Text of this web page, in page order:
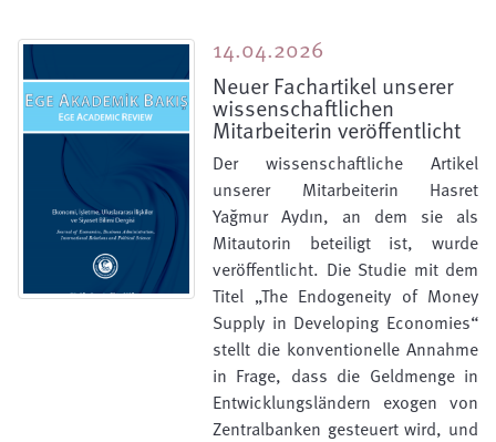
14.04.2026
Neuer Fachartikel unserer
wissenschaftlichen
Mitarbeiterin veröffentlicht
Der wissenschaftliche Artikel
unserer Mitarbeiterin Hasret
Yağmur Aydın, an dem sie als
Mitautorin beteiligt ist, wurde
veröffentlicht. Die Studie mit dem
Titel „The Endogeneity of Money
Supply in Developing Economies“
stellt die konventionelle Annahme
in Frage, dass die Geldmenge in
Entwicklungsländern exogen von
Zentralbanken gesteuert wird, und